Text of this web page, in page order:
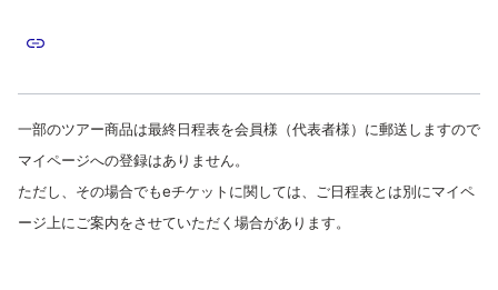
一部のツアー商品は最終日程表を会員様（代表者様）に郵送しますので
マイページへの登録はありません。
ただし、その場合でもeチケットに関しては、ご日程表とは別にマイペ
ージ上にご案内をさせていただく場合があります。